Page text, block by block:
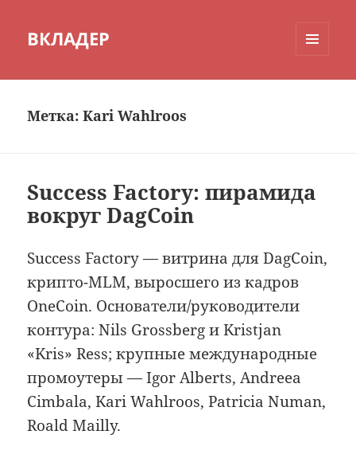
ВКЛАДЕР
Метка:Kari Wahlroos
Success Factory: пирамида
вокруг DagCoin
Success Factory — витрина для DagCoin,
крипто-MLM, выросшего из кадров
OneCoin. Основатели/руководители
контура: Nils Grossberg и Kristjan
«Kris» Ress; крупные международные
промоутеры — Igor Alberts, Andreea
Cimbala, Kari Wahlroos, Patricia Numan,
Roald Mailly.